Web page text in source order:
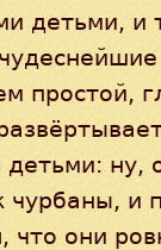
детьми, и
простой,
ну,
чурбаны, и
что они